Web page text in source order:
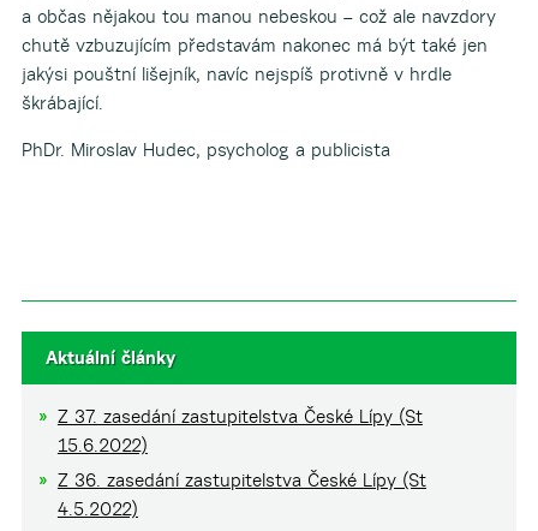
a občas nějakou tou manou nebeskou – což ale navzdory
chutě vzbuzujícím představám nakonec má být také jen
jakýsi pouštní lišejník, navíc nejspíš protivně v hrdle
škrábající.
PhDr. Miroslav Hudec, psycholog a publicista
Aktuální články
Z 37. zasedání zastupitelstva České Lípy (St
15.6.2022)
Z 36. zasedání zastupitelstva České Lípy (St
4.5.2022)